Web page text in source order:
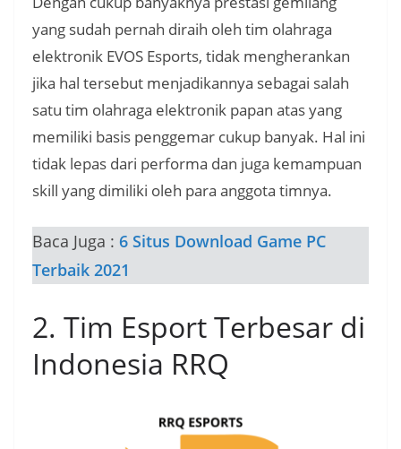
yang sudah pernah diraih oleh tim olahraga
elektronik EVOS Esports, tidak mengherankan
jika hal tersebut menjadikannya sebagai salah
satu tim olahraga elektronik papan atas yang
memiliki basis penggemar cukup banyak. Hal ini
tidak lepas dari performa dan juga kemampuan
skill yang dimiliki oleh para anggota timnya.
Baca Juga : 6 Situs Download Game PC
Terbaik 2021
2. Tim Esport Terbesar di
Indonesia RRQ